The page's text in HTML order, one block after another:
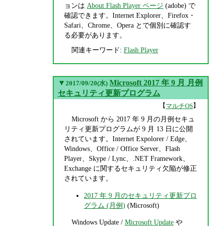
ョンは About Flash Player ページ (adobe) で
確認できます。Internet Explorer、Firefox・
Safari、Chrome、Opera とで個別に確認す
る必要があります。
関連キーワード: Flash Player
▼ 2017/09/20(水) Microsoft 2017 年 9 月 月例
セキュリティ更新プログラム
【 マルチOS】
Microsoft から 2017 年 9 月の月例セキュ
リティ更新プログラムが 9 月 13 日に公開
されています。Internet Expolorer / Edge、
Windows、Office / Office Server、Flash
Player、Skype / Lync、.NET Framework、
Exchange に関するセキュリティ欠陥が修正
されています。
2017 年 9 月のセキュリティ更新プロ
グラム (月例) (Microsoft)
Windows Update / Microsoft Updateや